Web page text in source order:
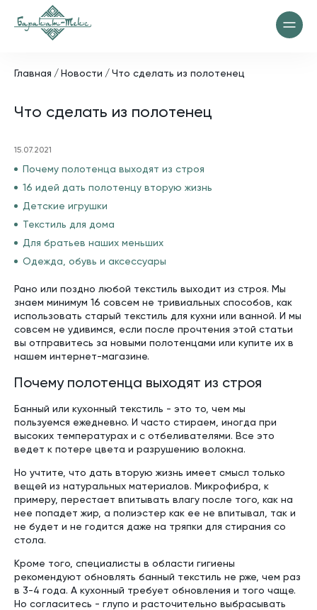
Главная Новости Что сделать из полотенец
Что сделать из полотенец
15.07.2021
Почему полотенца выходят из строя
16 идей дать полотенцу вторую жизнь
Детские игрушки
Текстиль для дома
Для братьев наших меньших
Одежда, обувь и аксессуары
Рано или поздно любой текстиль выходит из строя. Мы
знаем минимум 16 совсем не тривиальных способов, как
использовать старый текстиль для кухни или ванной. И мы
совсем не удивимся, если после прочтения этой статьи
вы отправитесь за новыми полотенцами или купите их в
нашем интернет-магазине.
Почему полотенца выходят из строя
Банный или кухонный текстиль - это то, чем мы
пользуемся ежедневно. И часто стираем, иногда при
высоких температурах и с отбеливателями. Все это
ведет к потере цвета и разрушению волокна.
Но учтите, что дать вторую жизнь имеет смысл только
вещей из натуральных материалов. Микрофибра, к
примеру, перестает впитывать влагу после того, как на
нее попадет жир, а полиэстер как ее не впитывал, так и
не будет и не годится даже на тряпки для стирания со
стола.
Кроме того, специалисты в области гигиены
рекомендуют обновлять банный текстиль не рже, чем раз
в 3-4 года. А кухонный требует обновления и того чаще.
Но согласитесь - глупо и расточительно выбрасывать